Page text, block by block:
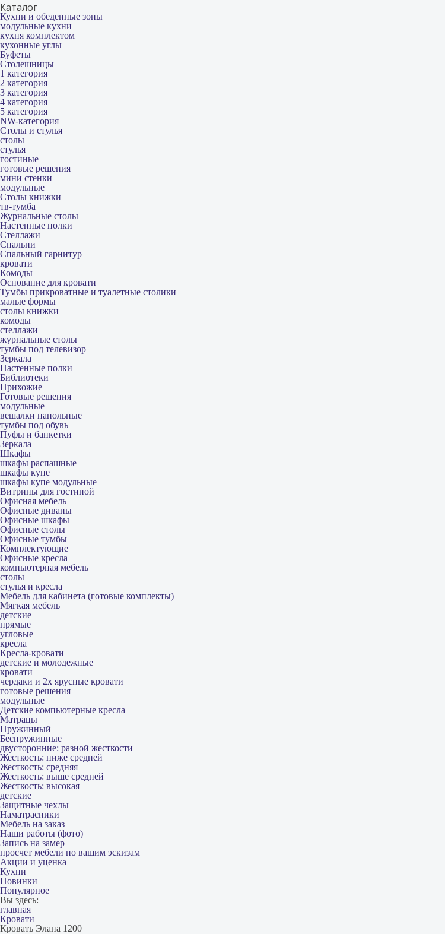
Каталог
Кухни и обеденные зоны
модульные кухни
кухня комплектом
кухонные углы
Буфеты
Столешницы
1 категория
2 категория
3 категория
4 категория
5 категория
NW-категория
Столы и стулья
столы
стулья
гостиные
готовые решения
мини стенки
модульные
Столы книжки
тв-тумба
Журнальные столы
Настенные полки
Стеллажи
Спальни
Спальный гарнитур
кровати
Комоды
Основание для кровати
Тумбы прикроватные и туалетные столики
малые формы
столы книжки
комоды
стеллажи
журнальные столы
тумбы под телевизор
Зеркала
Настенные полки
Библиотеки
Прихожие
Готовые решения
модульные
вешалки напольные
тумбы под обувь
Пуфы и банкетки
Зеркала
Шкафы
шкафы распашные
шкафы купе
шкафы купе модульные
Витрины для гостиной
Офисная мебель
Офисные диваны
Офисные шкафы
Офисные столы
Офисные тумбы
Комплектующие
Офисные кресла
компьютерная мебель
столы
стулья и кресла
Мебель для кабинета (готовые комплекты)
Мягкая мебель
детские
прямые
угловые
кресла
Кресла-кровати
детские и молодежные
кровати
чердаки и 2х ярусные кровати
готовые решения
модульные
Детские компьютерные кресла
Матрацы
Пружинный
Беспружинные
двусторонние: разной жесткости
Жесткость: ниже средней
Жесткость: средняя
Жесткость: выше средней
Жесткость: высокая
детские
Защитные чехлы
Наматрасники
Мебель на заказ
Наши работы (фото)
Запись на замер
просчет мебели по вашим эскизам
Акции и уценка
Кухни
Новинки
Популярное
Вы здесь:
главная
Кровати
Кровать Элана 1200